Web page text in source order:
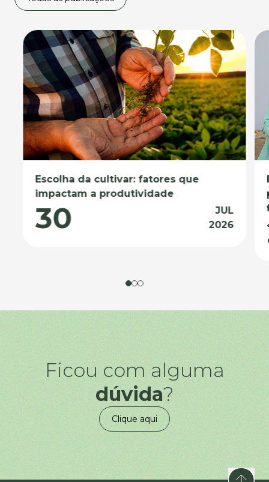
Escolha da cultivar: fatores que
impactam a produtividade
30
JUL
2026
Ficou com alguma
dúvida?
Clique aqui